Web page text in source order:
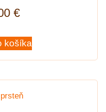
€
košíka